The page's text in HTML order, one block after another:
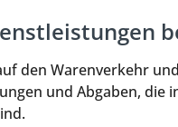
den Warenverkehr
und Abgaben,